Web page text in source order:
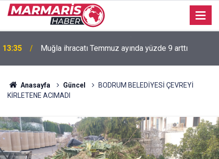
13:35 Muğla ihracatı Temmuz ayında yüzde 9 arttı
Anasayfa Güncel
BODRUM BELEDİYESİ ÇEVREYİ
KİRLETENE ACIMADI